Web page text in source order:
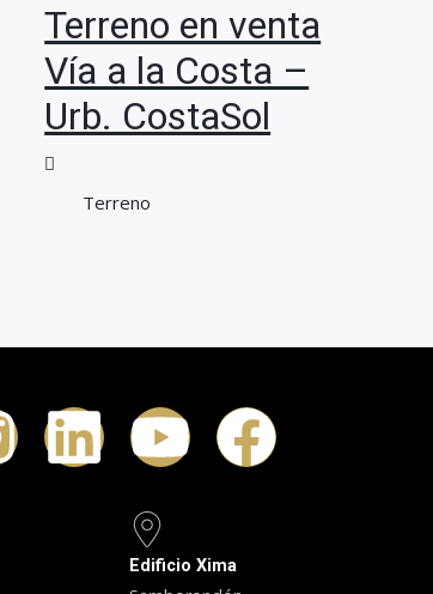
Terreno en venta
Vía a la Costa –
Urb. CostaSol
Terreno
Edificio Xima